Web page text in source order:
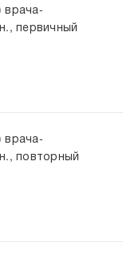
врача-
первичный
врача-
повторный